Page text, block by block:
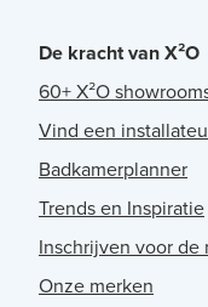
De kracht van X²O
60+ X²O
Vind een
Badkamerplanner
Trends en Inspiratie
Inschrijven voor de
Onze merken